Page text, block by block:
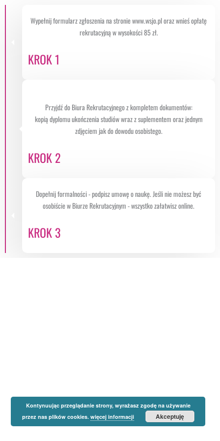
Wypełnij formularz zgłoszenia na stronie www.wsjo.pl oraz wnieś opłatę
rekrutacyjną w wysokości 85 zł.
KROK 1
Przyjdź do Biura Rekrutacyjnego z kompletem dokumentów:
kopią dyplomu ukończenia studiów wraz z suplementem oraz jednym
zdjęciem jak do dowodu osobistego.
KROK 2
Dopełnij formalności - podpisz umowę o naukę. Jeśli nie możesz być
osobiście w Biurze Rekrutacyjnym - wszystko załatwisz online.
KROK 3
Kontynuując przeglądanie strony, wyrażasz zgodę na używanie
przez nas plików cookies. więcej informacji Akceptuję